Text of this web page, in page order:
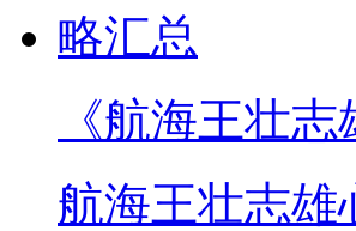
《航海王壮
航海王壮志雄